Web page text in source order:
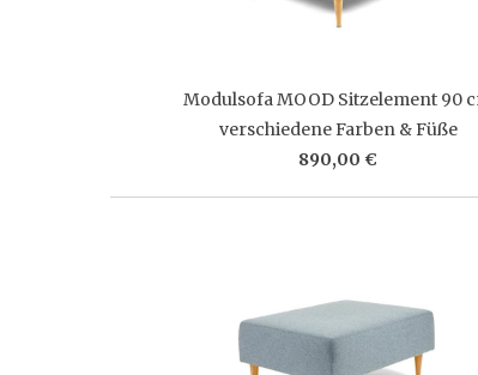
Modulsofa MOOD Sitzelement 90
verschiedene Farben & Füße
890,00 €